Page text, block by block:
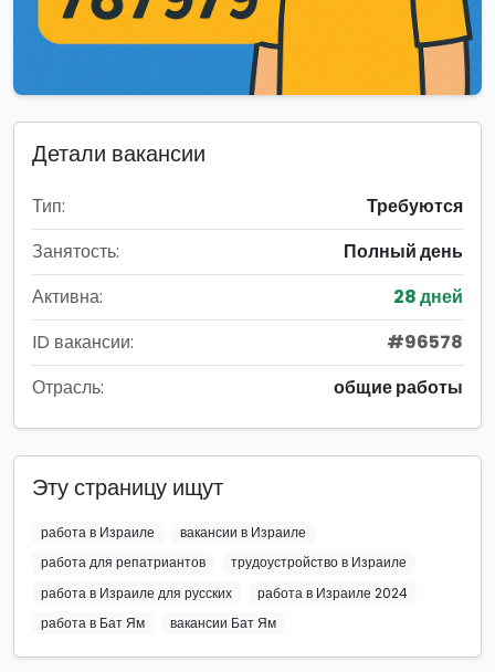
Детали вакансии
Тип:
Требуются
Занятость:
Полный день
Активна:
28 дней
ID вакансии:
#96578
Отрасль:
общие работы
Эту страницу ищут
работа в Израиле
вакансии в Израиле
работа для репатриантов
трудоустройство в Израиле
работа в Израиле для русских
работа в Израиле 2024
работа в Бат Ям
вакансии Бат Ям